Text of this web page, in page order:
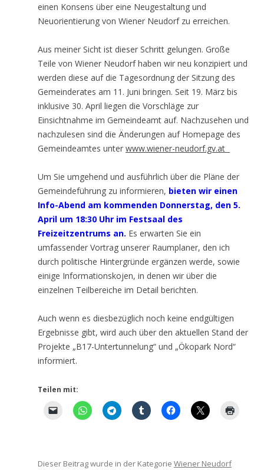
einen Konsens über eine Neugestaltung und
Neuorientierung von Wiener Neudorf zu erreichen.
Aus meiner Sicht ist dieser Schritt gelungen. Große
Teile von Wiener Neudorf haben wir neu konzipiert und
werden diese auf die Tagesordnung der Sitzung des
Gemeinderates am 11. Juni bringen. Seit 19. März bis
inklusive 30. April liegen die Vorschläge zur
Einsichtnahme im Gemeindeamt auf. Nachzusehen und
nachzulesen sind die Änderungen auf Homepage des
Gemeindeamtes unter www.wiener-neudorf.gv.at
Um Sie umgehend und ausführlich über die Pläne der
Gemeindeführung zu informieren, bieten wir einen
Info-Abend am kommenden Donnerstag, den 5.
April um 18:30 Uhr im Festsaal des
Freizeitzentrums an. Es erwarten Sie ein
umfassender Vortrag unserer Raumplaner, den ich
durch politische Hintergründe ergänzen werde, sowie
einige Informationskojen, in denen wir über die
einzelnen Teilbereiche im Detail berichten.
Auch wenn es diesbezüglich noch keine endgültigen
Ergebnisse gibt, wird auch über den aktuellen Stand der
Projekte „B17-Untertunnelung“ und „Ökopark Nord“
informiert.
Teilen mit:
Dieser Beitrag wurde in der Kategorie Wiener Neudorf